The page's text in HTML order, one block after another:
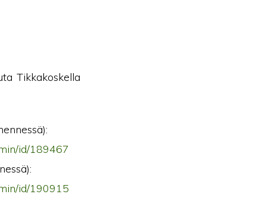
Tikkakoskella
id/189467
id/190915